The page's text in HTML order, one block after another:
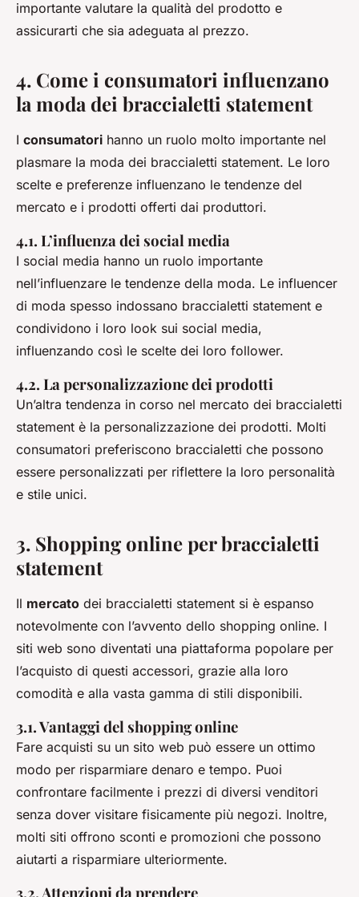
importante valutare la qualità del prodotto e
assicurarti che sia adeguata al prezzo.
4. Come i consumatori influenzano
la moda dei braccialetti statement
I consumatori hanno un ruolo molto importante nel
plasmare la moda dei braccialetti statement. Le loro
scelte e preferenze influenzano le tendenze del
mercato e i prodotti offerti dai produttori.
4.1. L’influenza dei social media
I social media hanno un ruolo importante
nell’influenzare le tendenze della moda. Le influencer
di moda spesso indossano braccialetti statement e
condividono i loro look sui social media,
influenzando così le scelte dei loro follower.
4.2. La personalizzazione dei prodotti
Un’altra tendenza in corso nel mercato dei braccialetti
statement è la personalizzazione dei prodotti. Molti
consumatori preferiscono braccialetti che possono
essere personalizzati per riflettere la loro personalità
e stile unici.
3. Shopping online per braccialetti
statement
Il mercato dei braccialetti statement si è espanso
notevolmente con l’avvento dello shopping online. I
siti web sono diventati una piattaforma popolare per
l’acquisto di questi accessori, grazie alla loro
comodità e alla vasta gamma di stili disponibili.
3.1. Vantaggi del shopping online
Fare acquisti su un sito web può essere un ottimo
modo per risparmiare denaro e tempo. Puoi
confrontare facilmente i prezzi di diversi venditori
senza dover visitare fisicamente più negozi. Inoltre,
molti siti offrono sconti e promozioni che possono
aiutarti a risparmiare ulteriormente.
3.2. Attenzioni da prendere